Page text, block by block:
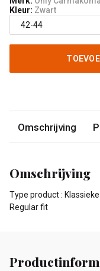
Kleur: Zwart
Omschrijving
Omschrijving
Type product :
Regular fit